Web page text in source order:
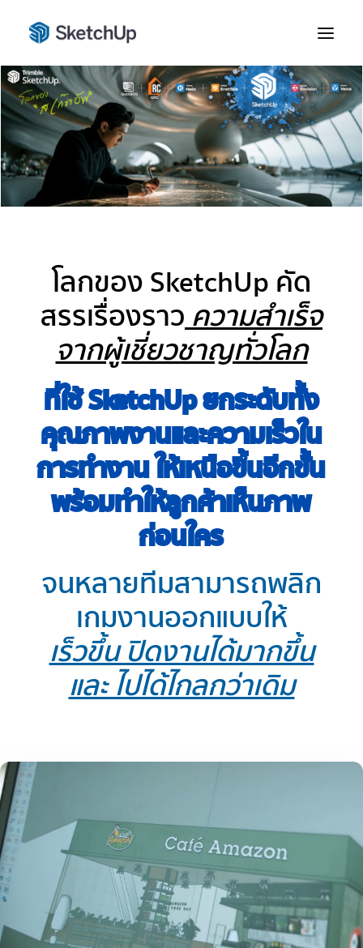
โลกของ SketchUp คัด
สรรเรื่องราวความสำเร็จ
จากผู้เชี่ยวชาญทั่วโลก
ที่ใช้SketchUp ยกระดับทั้ง
คุณภาพงานและความเร็วใน
การทำงาน ให้เหนือขึ้นอีกขั้น
พร้อมทำให้ลูกค้าเห็นภาพ
ก่อนใคร
จนหลายทีมสามารถพลิก
เกมงานออกแบบให้
เร็วขึ้น ปิดงานได้มากขึ้น
และ ไปได้ไกลกว่าเดิม